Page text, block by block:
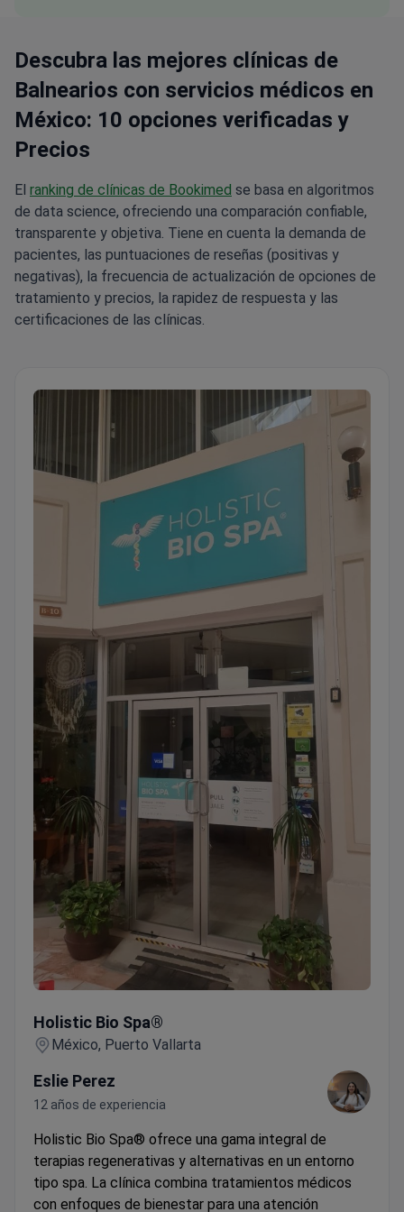
Descubra las mejores clínicas de
Balnearios con servicios médicos en
México: 10 opciones verificadas y
Precios
El ranking de clínicas de Bookimed se basa en algoritmos
de data science, ofreciendo una comparación confiable,
transparente y objetiva. Tiene en cuenta la demanda de
pacientes, las puntuaciones de reseñas (positivas y
negativas), la frecuencia de actualización de opciones de
tratamiento y precios, la rapidez de respuesta y las
certificaciones de las clínicas.
Holistic Bio Spa®
México, Puerto Vallarta
Eslie Perez
12 años de experiencia
Holistic Bio Spa® ofrece una gama integral de
terapias regenerativas y alternativas en un entorno
tipo spa. La clínica combina tratamientos médicos
con enfoques de bienestar para una atención